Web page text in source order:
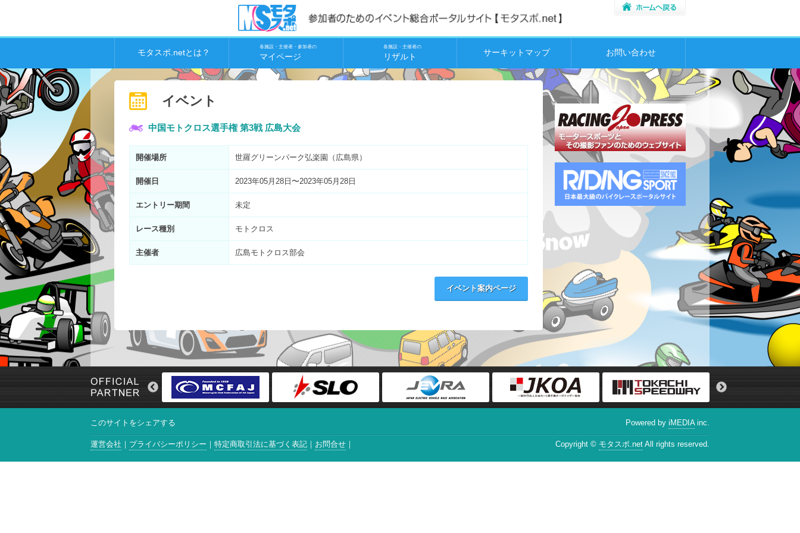
モタスポ.netとは？
各施設・主催者・参加者の
マイページ
各施設・主催者の
リザルト サーキットマップ お問い合わせ
イベント
中国モトクロス選手権 第3戦 広島大会
開催場所 世羅グリーンパーク弘楽園（広島県）
開催日 2023年05月28日〜2023年05月28日
エントリー期間 未定
レース種別 モトクロス
主催者 広島モトクロス部会
イベント案内ページ
このサイトをシェアする Powered by iMEDIAinc.
運営会社 プライバシーポリシー 特定商取引法に基づく表記 お問合せ Copyright © モタスポ.net All rights reserved.